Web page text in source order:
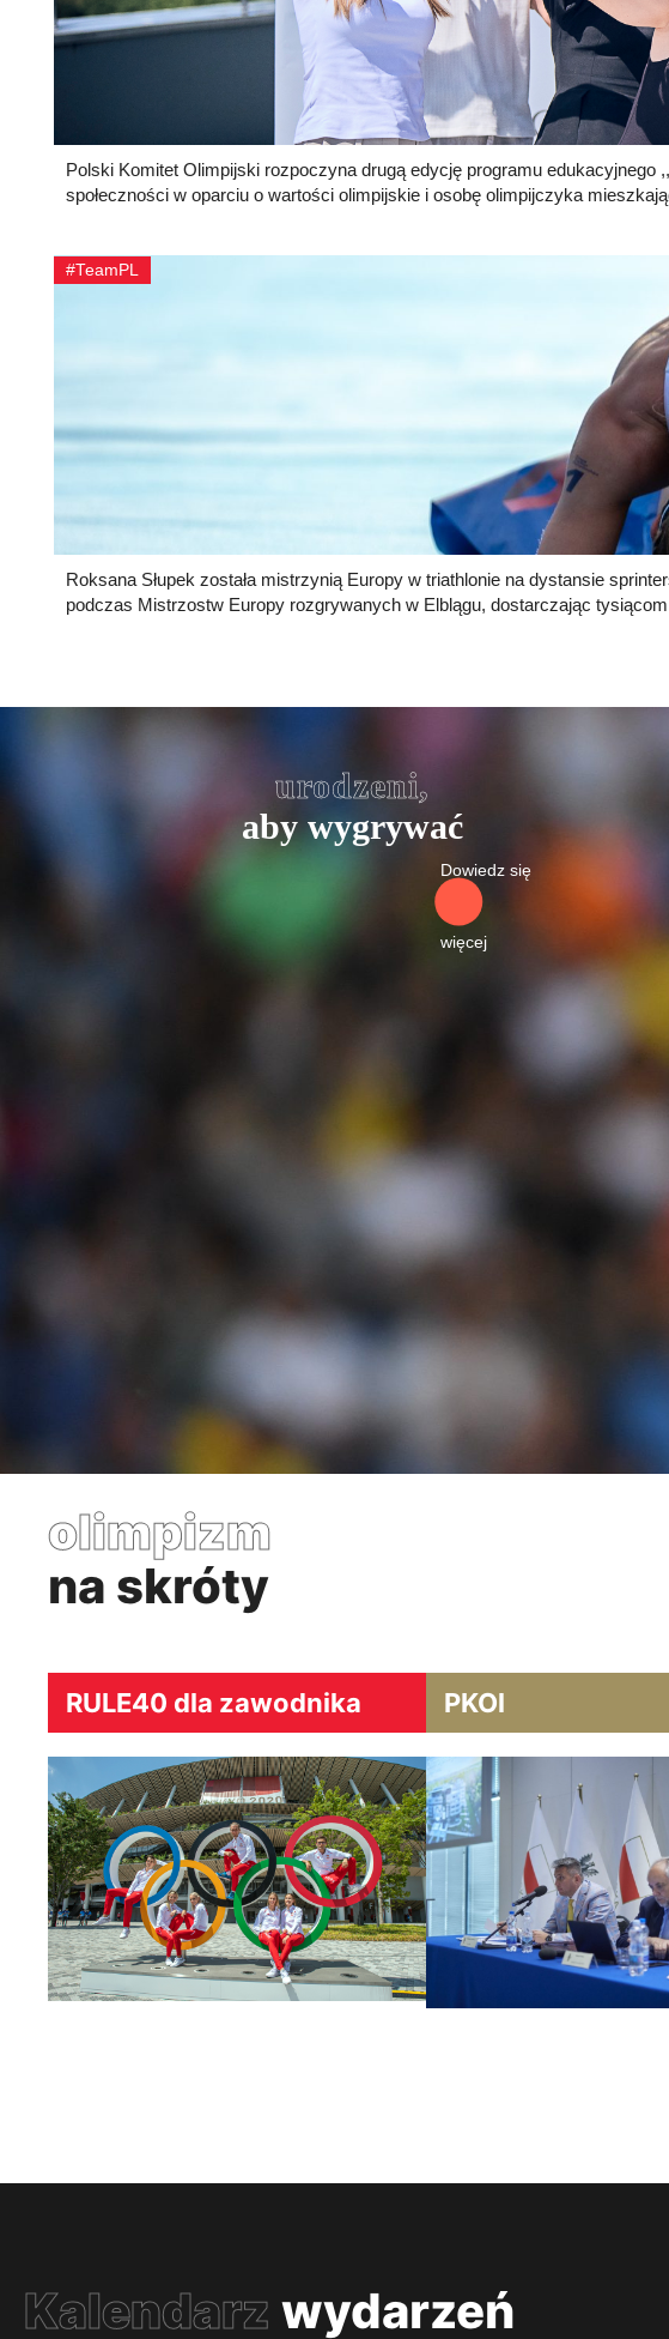
Polski Komitet Olimpijski rozpoczyna drugą edycję programu
społeczności w oparciu o wartości olimpijskie i osobę olimpijczyka
#TeamPL
Roksana Słupek została mistrzynią Europy w triathlonie na dystansie
podczas Mistrzostw Europy rozgrywanych w Elblągu, dostarczając
urodzeni,
aby wygrywać
Dowiedz się
więcej
olimpizm
na skróty
RULE40 dla zawodnika PKOl
Kalendarz wydarzeń